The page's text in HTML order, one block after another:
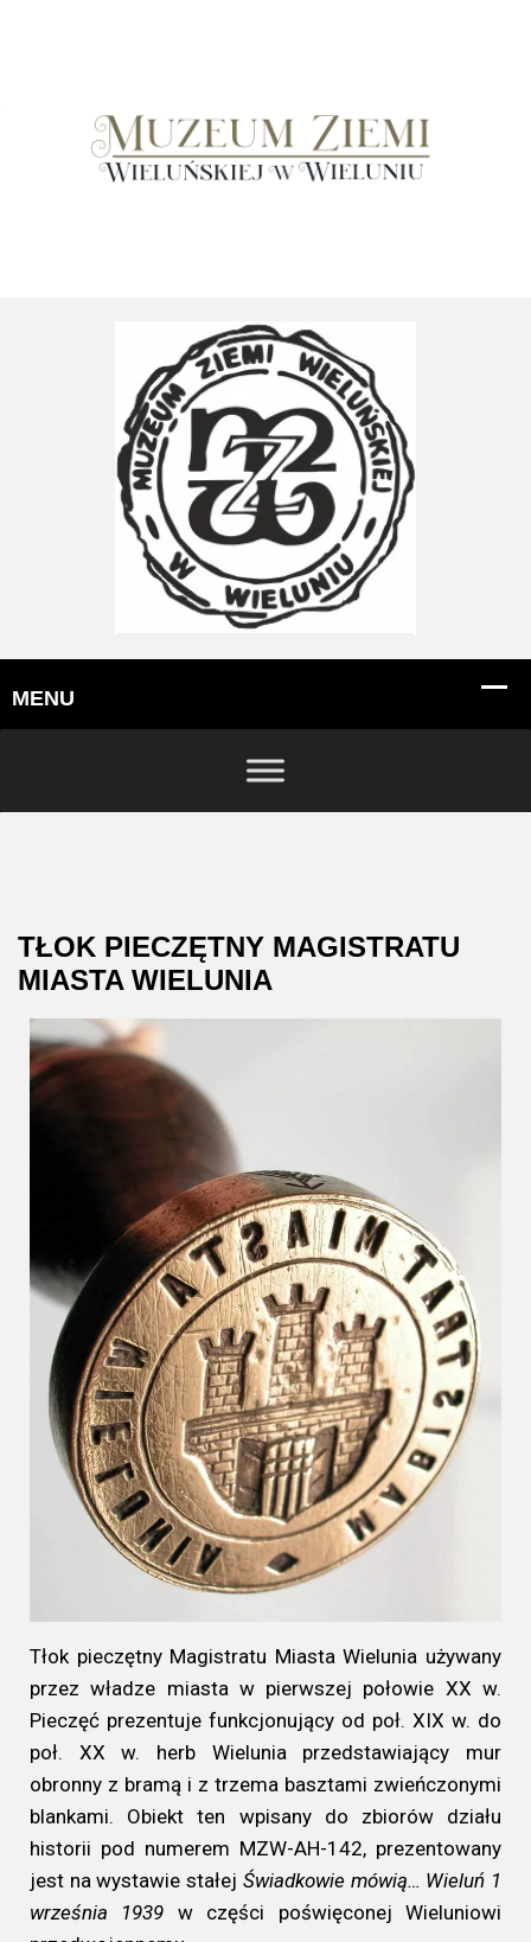
TŁOK PIECZĘTNY MAGISTRATU
MIASTA WIELUNIA
Tłok pieczętny Magistratu Miasta Wielunia używany
przez władze miasta w pierwszej połowie XX w.
Pieczęć prezentuje funkcjonujący od poł. XIX w. do
poł. XX w. herb Wielunia przedstawiający mur
obronny z bramą i z trzema basztami zwieńczonymi
blankami. Obiekt ten wpisany do zbiorów działu
historii pod numerem MZW-AH-142, prezentowany
jest na wystawie stałej Świadkowie mówią… Wieluń 1
września 1939 w części poświęconej Wieluniowi